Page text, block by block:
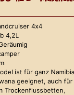
4x4
4,2L
ist für ganz Namibia
geeignet, auch für
Trockenflussbetten,